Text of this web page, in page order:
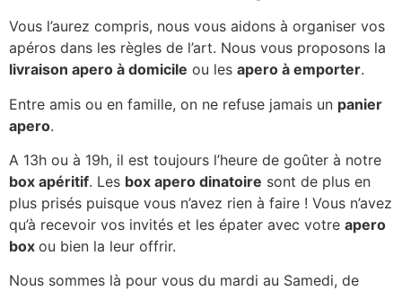
Vous l’aurez compris, nous vous aidons à organiser vos
apéros dans les règles de l’art. Nous vous proposons la
livraison apero à domicile ou les apero à emporter.
Entre amis ou en famille, on ne refuse jamais un panier
apero.
A 13h ou à 19h, il est toujours l’heure de goûter à notre
box apéritif. Les box apero dinatoire sont de plus en
plus prisés puisque vous n’avez rien à faire ! Vous n’avez
qu’à recevoir vos invités et les épater avec votre apero
box ou bien la leur offrir.
Nous sommes là pour vous du mardi au Samedi, de